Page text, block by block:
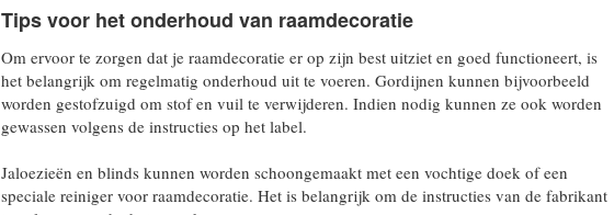
Tips voor het onderhoud van raamdecoratie
Om ervoor te zorgen dat je raamdecoratie er op zijn best uitziet en goed functioneert, is
het belangrijk om regelmatig onderhoud uit te voeren. Gordijnen kunnen bijvoorbeeld
worden gestofzuigd om stof en vuil te verwijderen. Indien nodig kunnen ze ook worden
gewassen volgens de instructies op het label.
Jaloezieën en blinds kunnen worden schoongemaakt met een vochtige doek of een
speciale reiniger voor raamdecoratie. Het is belangrijk om de instructies van de fabrikant